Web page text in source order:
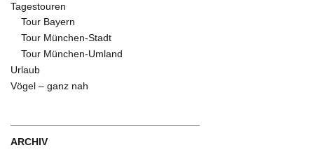
Tagestouren
Tour Bayern
Tour München-Stadt
Tour München-Umland
Urlaub
Vögel – ganz nah
ARCHIV